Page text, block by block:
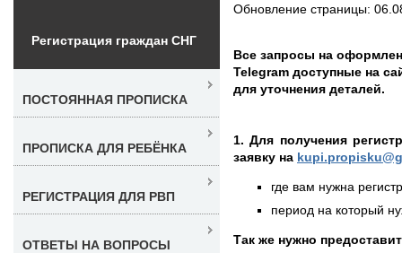
Обновление страницы:
Все запросы на
Telegram доступные на
для уточнения деталей.
1. Для получения
заявку на
где вам нужна
период на который
Так же нужно
Регистрация граждан СНГ
ПОСТОЯННАЯ ПРОПИСКА
ПРОПИСКА ДЛЯ РЕБЁНКА
РЕГИСТРАЦИЯ ДЛЯ РВП
ОТВЕТЫ НА ВОПРОСЫ